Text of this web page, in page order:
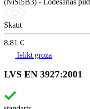
(NiSi5B3) - Lodēšanas
Skatīt
8.81 €
Ielikt grozā
LVS EN 3927:2001